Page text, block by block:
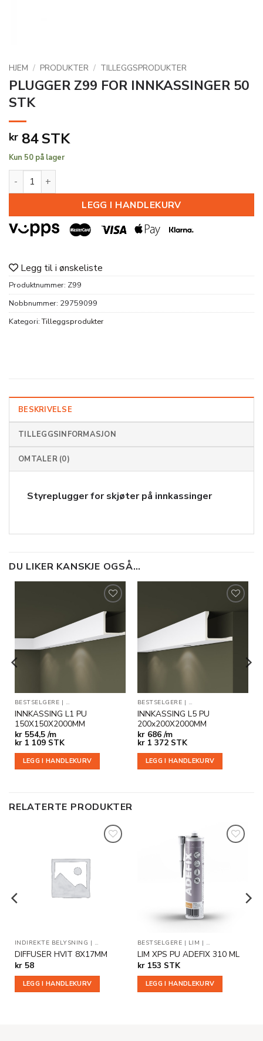
HJEM / PRODUKTER / TILLEGGSPRODUKTER
PLUGGER Z99 FOR INNKASSINGER 50
STK
kr 84STK
Kun 50 på lager
PLUGGER Z99 FOR INNKASSINGER 50 STK antall
LEGG I HANDLEKURV
Legg til i ønskeliste
Produktnummer: Z99
Nobbnummer: 29759099
Kategori:Tilleggsprodukter
BESKRIVELSE
TILLEGGSINFORMASJON
OMTALER (0)
Styreplugger for skjøter på innkassinger
DU LIKER KANSKJE OGSÅ…
i
ønskeliste
BESTSELGERE | INDIREKTE BELYSNING|INNKASSINGER
INNKASSING L1 PU
150X150X2000MM
kr554,5 /m
kr1 109 STK
LEGG I HANDLEKURV
ønskeliste
BESTSELGERE | INDIREKTE BELYSNING
INNKASSING L5 PU
200x200X2000MM
kr686 /m
kr1 372 STK
LEGG I HANDLEKURV
|INNKASSINGER
RELATERTE PRODUKTER
ønskeliste
INDIREKTE BELYSNING | TILLEGGSPRODUKTER
DIFFUSER HVIT 8X17MM
kr58
LEGG I HANDLEKURV
BESTSELGERE | LIM |
LIM XPS PU ADEFIX 310 ML
kr153 STK
LEGG I HANDLEKURV
|VERKTØY